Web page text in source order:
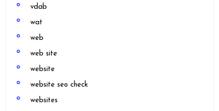
vdab
wat
web
web site
website
website seo check
websites